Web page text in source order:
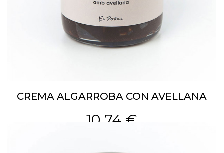
CREMA ALGARROBA CON AVELLANA
10,74 €